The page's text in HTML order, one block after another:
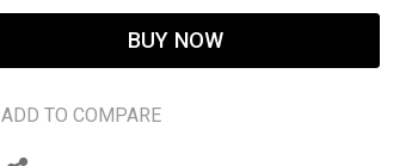
BUY NOW
ADD TO COMPARE